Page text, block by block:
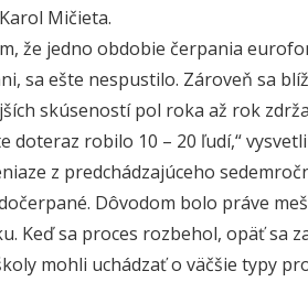
Mičieta.
že jedno obdobie čerpania
sa ešte nespustilo. Zároveň sa
skúseností pol roka až rok
doteraz robilo 10 – 20 ľudí,“
z predchádzajúceho
Dôvodom bolo práve
Keď sa proces rozbehol, opäť sa
mohli uchádzať o väčšie typy